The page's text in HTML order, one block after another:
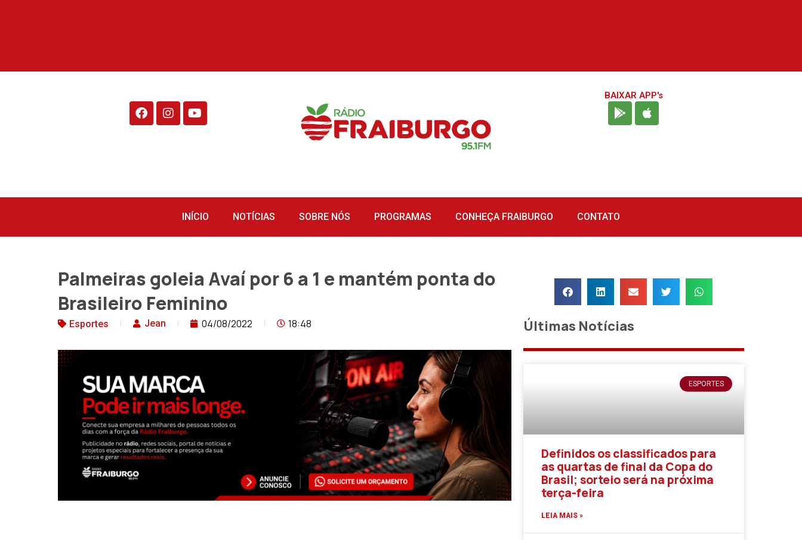
BAIXAR APP's
INÍCIO NOTÍCIAS SOBRE NÓS PROGRAMAS CONHEÇA FRAIBURGO CONTATO
Palmeiras goleia Avaí por 6 a 1 e mantém ponta do
Brasileiro Feminino
Esportes Jean 04/08/2022 18:48 Últimas Notícias
ESPORTES
Definidos os classificados para
as quartas de final da Copa do
Brasil; sorteio será na próxima
terça-feira
LEIA MAIS »